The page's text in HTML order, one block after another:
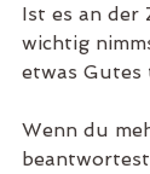
Ist es an der
wichtig
etwas Gutes
Wenn du